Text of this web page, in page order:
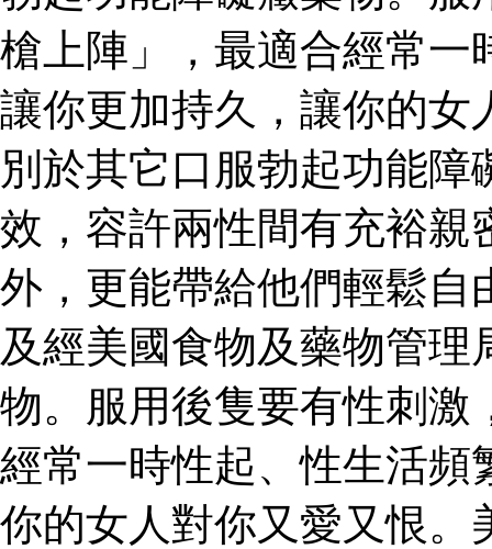
槍上陣」，最適合經常一
讓你更加持久，讓你的女
別於其它口服勃起功能
效，容許兩性間有充裕親
外，更能帶給他們輕鬆自
及經美國食物及藥物管
物。服用後隻要有性刺激
經常一時性起、性生活頻
你的女人對你又愛又恨。